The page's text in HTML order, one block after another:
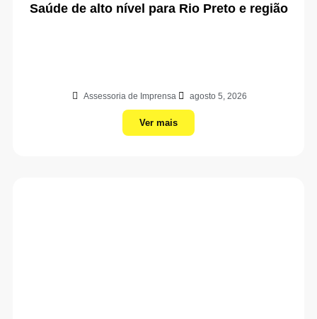
Saúde de alto nível para Rio Preto e região
Assessoria de Imprensa agosto 5, 2026
Ver mais